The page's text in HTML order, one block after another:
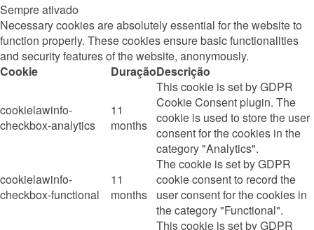
Sempre ativado
Necessary cookies are absolutely essential for the website to
function properly. These cookies ensure basic functionalities
and security features of the website, anonymously.
Cookie
DuraçãoDescrição
cookielawinfo-
checkbox-analytics
11
months
This cookie is set by GDPR
Cookie Consent plugin. The
cookie is used to store the user
consent for the cookies in the
category "Analytics".
cookielawinfo-
checkbox-functional
11
months
The cookie is set by GDPR
cookie consent to record the
user consent for the cookies in
the category "Functional".
This cookie is set by GDPR